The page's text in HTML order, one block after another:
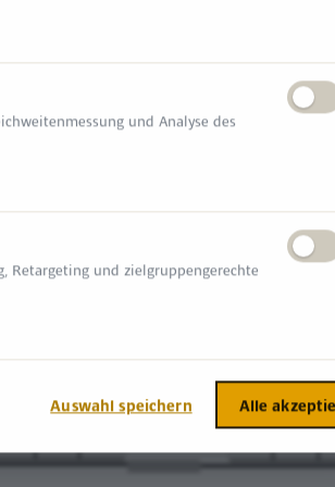
und Analyse des
Retargeting und zielgruppengerechte
Auswahl speichern Alle